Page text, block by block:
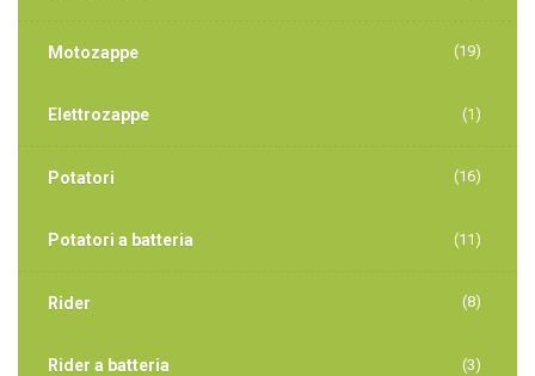
Motozappe (19)
Elettrozappe (1)
Potatori (16)
Potatori a batteria (11)
Rider (8)
Rider a batteria (3)